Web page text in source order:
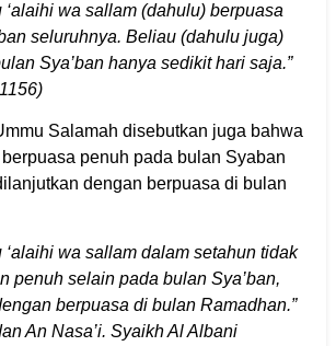
‘alaihi wa sallam (dahulu) berpuasa
seluruhnya. Beliau (dahulu juga)
Sya’ban hanya sedikit hari saja.”
Salamah disebutkan juga bahwa
penuh pada bulan Syaban
dengan berpuasa di bulan
‘alaihi wa sallam dalam setahun tidak
penuh selain pada bulan Sya’ban,
berpuasa di bulan Ramadhan.”
An Nasa’i. Syaikh Al Albani